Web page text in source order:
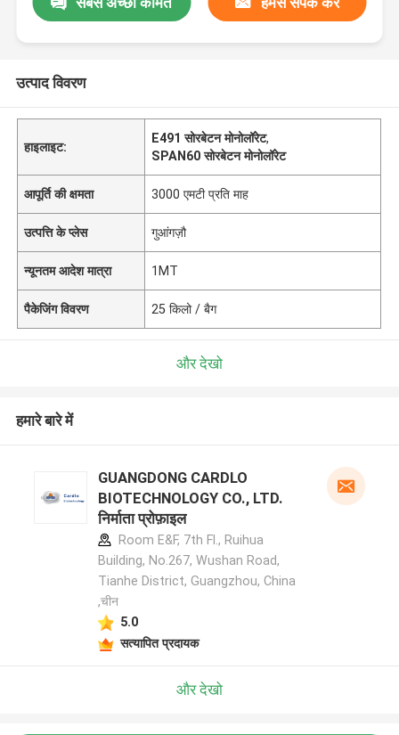
उत्पाद विवरण
हाइलाइट:
E491 सोरबेटन मोनोलॉरेट,
SPAN60 सोरबेटन मोनोलॉरेट
आपूर्ति की क्षमता 3000 एमटी प्रति माह
उत्पत्ति के प्लेस गुआंगज़ौ
न्यूनतम आदेश मात्रा 1MT
पैकेजिंग विवरण 25 किलो / बैग
और देखो
हमारे बारे में
GUANGDONG CARDLO
BIOTECHNOLOGY CO., LTD.
निर्माता प्रोफ़ाइल
Room E&F, 7th Fl., Ruihua
Building, No.267, Wushan Road,
Tianhe District, Guangzhou, China
,चीन
5.0
सत्यापित प्रदायक
और देखो